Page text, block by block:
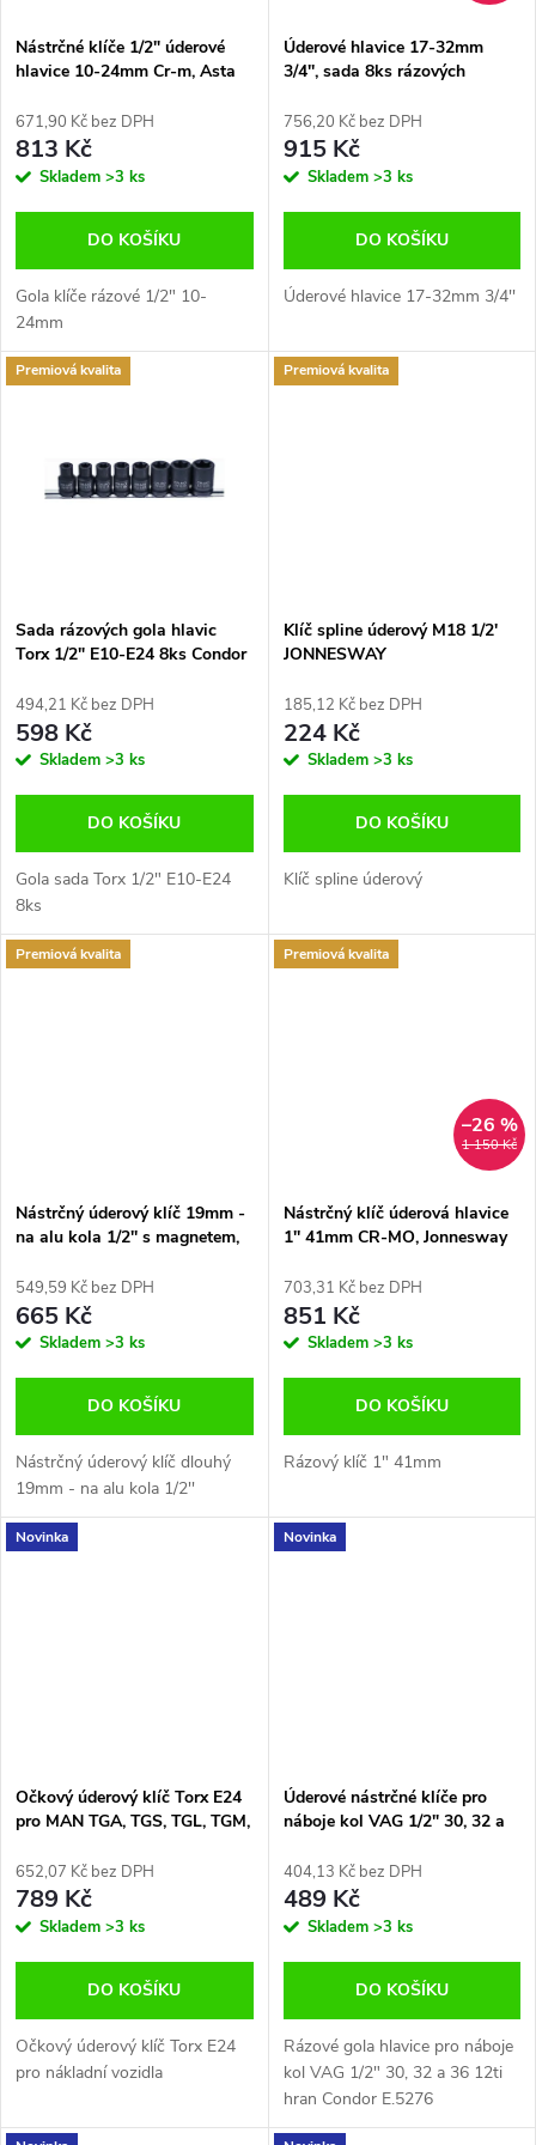
p
r
o
u
k
s
p
r
o
d
u
k
Nástrčné klíče 1/2" úderové
hlavice 10-24mm Cr-m, Asta
671,90 Kč bez DPH
813 Kč
Skladem >3 ks
DO KOŠÍKU
Gola klíče rázové 1/2" 10-
24mm
Úderové hlavice 17-32mm
3/4'', sada 8ks rázových
756,20 Kč bez DPH
915 Kč
Skladem >3 ks
DO KOŠÍKU
Úderové hlavice 17-32mm 3/4''
Premiová kvalita
Sada rázových gola hlavic
Torx 1/2" E10-E24 8ks Condor
494,21 Kč bez DPH
598 Kč
Skladem >3 ks
DO KOŠÍKU
Gola sada Torx 1/2" E10-E24
8ks
Premiová kvalita
Klíč spline úderový M18 1/2'
JONNESWAY
185,12 Kč bez DPH
224 Kč
Skladem >3 ks
DO KOŠÍKU
Klíč spline úderový
Premiová kvalita
Nástrčný úderový klíč 19mm -
na alu kola 1/2'' s magnetem,
549,59 Kč bez DPH
665 Kč
Skladem >3 ks
DO KOŠÍKU
Nástrčný úderový klíč dlouhý
19mm - na alu kola 1/2''
Premiová kvalita
1 150 Kč
–26 %
Nástrčný klíč úderová hlavice
1'' 41mm CR-MO, Jonnesway
703,31 Kč bez DPH
851 Kč
Skladem >3 ks
DO KOŠÍKU
Rázový klíč 1" 41mm
Novinka
Očkový úderový klíč Torx E24
pro MAN TGA, TGS, TGL, TGM,
652,07 Kč bez DPH
789 Kč
Skladem >3 ks
DO KOŠÍKU
Očkový úderový klíč Torx E24
pro nákladní vozidla
Novinka
Úderové nástrčné klíče pro
náboje kol VAG 1/2" 30, 32 a
404,13 Kč bez DPH
489 Kč
Skladem >3 ks
DO KOŠÍKU
Rázové gola hlavice pro náboje
kol VAG 1/2" 30, 32 a 36 12ti
hran Condor E.5276